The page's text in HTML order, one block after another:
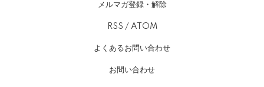
メルマガ登録・解除
RSS / ATOM
よくあるお問い合わせ
お問い合わせ